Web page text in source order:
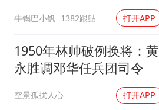
牛锅巴小钒 1382跟贴 打开APP
1950年林帅破例换将：黄
永胜调邓华任兵团司令
空景孤扰人心 打开APP